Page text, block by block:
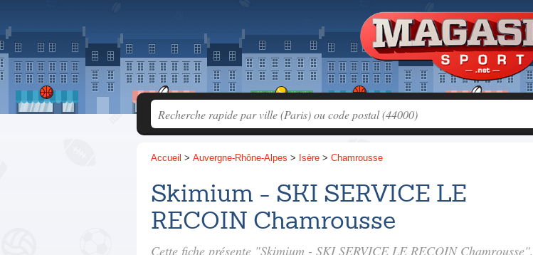
Accueil > Auvergne-Rhône-Alpes > Isère > Chamrousse
Skimium - SKI SERVICE LE
RECOIN Chamrousse
Cette fiche présente "Skimium - SKI SERVICE LE RECOIN Chamrousse",